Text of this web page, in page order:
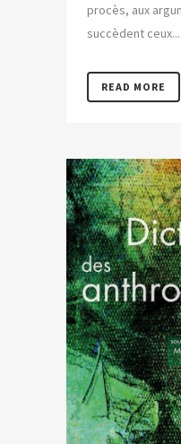
procès, aux
succèdent ceux...
READ MORE